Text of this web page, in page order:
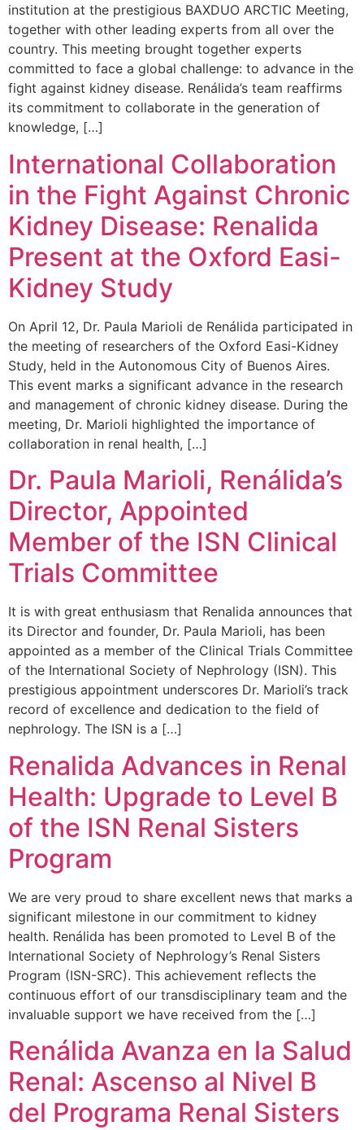
institution at the prestigious BAXDUO ARCTIC Meeting,
together with other leading experts from all over the
country. This meeting brought together experts
committed to face a global challenge: to advance in the
fight against kidney disease. Renálida’s team reaffirms
its commitment to collaborate in the generation of
knowledge, […]
International Collaboration
in the Fight Against Chronic
Kidney Disease: Renalida
Present at the Oxford Easi-
Kidney Study
On April 12, Dr. Paula Marioli de Renálida participated in
the meeting of researchers of the Oxford Easi-Kidney
Study, held in the Autonomous City of Buenos Aires.
This event marks a significant advance in the research
and management of chronic kidney disease. During the
meeting, Dr. Marioli highlighted the importance of
collaboration in renal health, […]
Dr. Paula Marioli, Renálida’s
Director, Appointed
Member of the ISN Clinical
Trials Committee
It is with great enthusiasm that Renalida announces that
its Director and founder, Dr. Paula Marioli, has been
appointed as a member of the Clinical Trials Committee
of the International Society of Nephrology (ISN). This
prestigious appointment underscores Dr. Marioli’s track
record of excellence and dedication to the field of
nephrology. The ISN is a […]
Renalida Advances in Renal
Health: Upgrade to Level B
of the ISN Renal Sisters
Program
We are very proud to share excellent news that marks a
significant milestone in our commitment to kidney
health. Renálida has been promoted to Level B of the
International Society of Nephrology’s Renal Sisters
Program (ISN-SRC). This achievement reflects the
continuous effort of our transdisciplinary team and the
invaluable support we have received from the […]
Renálida Avanza en la Salud
Renal: Ascenso al Nivel B
del Programa Renal Sisters